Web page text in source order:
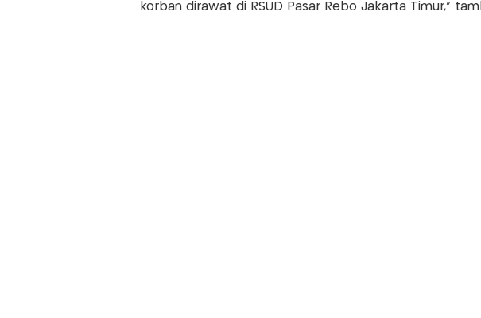
korban dirawat di RSUD Pasar Rebo Jakarta Timur,"